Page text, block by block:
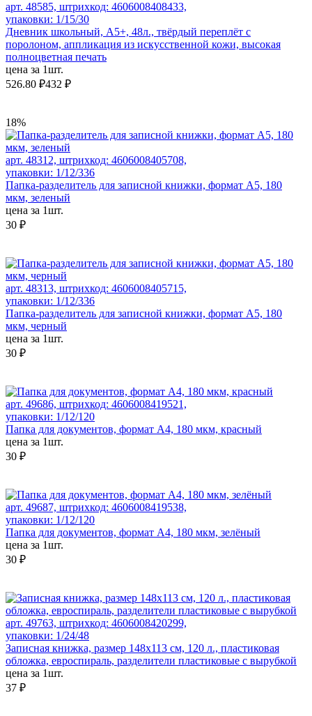
арт. 48585, штрихкод: 4606008408433,
упаковки: 1/15/30
Дневник школьный, А5+, 48л., твёрдый переплёт с
поролоном, аппликация из искусственной кожи, высокая
полноцветная печать
цена за 1шт.
526.80 ₽432 ₽
18%
арт. 48312, штрихкод: 4606008405708,
упаковки: 1/12/336
Папка-разделитель для записной книжки, формат А5, 180
мкм, зеленый
цена за 1шт.
30 ₽
арт. 48313, штрихкод: 4606008405715,
упаковки: 1/12/336
Папка-разделитель для записной книжки, формат А5, 180
мкм, черный
цена за 1шт.
30 ₽
арт. 49686, штрихкод: 4606008419521,
упаковки: 1/12/120
Папка для документов, формат А4, 180 мкм, красный
цена за 1шт.
30 ₽
арт. 49687, штрихкод: 4606008419538,
упаковки: 1/12/120
Папка для документов, формат А4, 180 мкм, зелёный
цена за 1шт.
30 ₽
арт. 49763, штрихкод: 4606008420299,
упаковки: 1/24/48
Записная книжка, размер 148х113 см, 120 л., пластиковая
обложка, евроспираль, разделители пластиковые с вырубкой
цена за 1шт.
37 ₽